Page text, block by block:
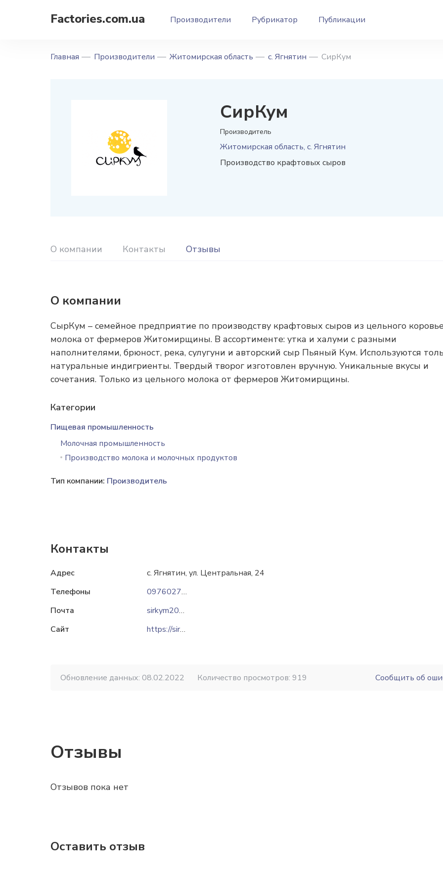
Factories.com.ua Производители Рубрикатор Публикации
Главная Производители Житомирская область с. Ягнятин СирКум
СирКум
Производитель
Житомирская область, с. Ягнятин
Производство крафтовых сыров
О компании Контакты Отзывы
О компании
СырКум – семейное предприятие по производству крафтовых сыров из цельного
молока от фермеров Житомирщины. В ассортименте: утка и халуми с разными
наполнителями, брюност, река, сулугуни и авторский сыр Пьяный Кум. Используются
натуральные индигриенты. Твердый творог изготовлен вручную. Уникальные вкусы и
сочетания. Только из цельного молока от фермеров Житомирщины.
Категории
Пищевая промышленность
Молочная промышленность
Производство молока и молочных продуктов
Тип компании: Производитель
Контакты
Адрес
с. Ягнятин, ул. Центральная, 24
Телефоны
0976027426
Почта
sirkym2017@gmail.com
Сайт
https://sirkym.com.ua
Обновление данных: 08.02.2022 Количество просмотров: 919 Сообщить об
Отзывы
Отзывов пока нет
Оставить отзыв